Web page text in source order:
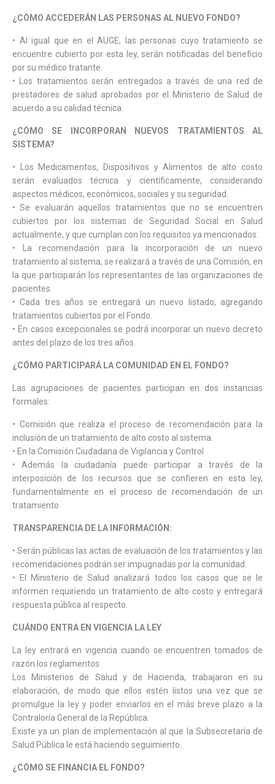
¿CÓMO ACCEDERÁN LAS PERSONAS AL NUEVO FONDO?
• Al igual que en el AUGE, las personas cuyo tratamiento se
encuentre cubierto por esta ley, serán notificadas del beneficio
por su médico tratante.
• Los tratamientos serán entregados a través de una red de
prestadores de salud aprobados por el Ministerio de Salud de
acuerdo a su calidad técnica.
¿CÓMO SE INCORPORAN NUEVOS TRATAMIENTOS AL
SISTEMA?
• Los Medicamentos, Dispositivos y Alimentos de alto costo
serán evaluados técnica y científicamente, considerando
aspectos médicos, económicos, sociales y su seguridad.
• Se evaluarán aquellos tratamientos que no se encuentren
cubiertos por los sistemas de Seguridad Social en Salud
actualmente, y que cumplan con los requisitos ya mencionados.
• La recomendación para la incorporación de un nuevo
tratamiento al sistema, se realizará a través de una Comisión, en
la que participarán los representantes de las organizaciones de
pacientes.
• Cada tres años se entregará un nuevo listado, agregando
tratamientos cubiertos por el Fondo.
• En casos excepcionales se podrá incorporar un nuevo decreto
antes del plazo de los tres años.
¿CÓMO PARTICIPARÁ LA COMUNIDAD EN EL FONDO?
Las agrupaciones de pacientes participan en dos instancias
formales:
• Comisión que realiza el proceso de recomendación para la
inclusión de un tratamiento de alto costo al sistema.
• En la Comisión Ciudadana de Vigilancia y Control
• Además la ciudadanía puede participar a través de la
interposición de los recursos que se confieren en esta ley,
fundamentalmente en el proceso de recomendación de un
tratamiento
TRANSPARENCIA DE LA INFORMACIÓN:
• Serán públicas las actas de evaluación de los tratamientos y las
recomendaciones podrán ser impugnadas por la comunidad.
• El Ministerio de Salud analizará todos los casos que se le
informen requiriendo un tratamiento de alto costo y entregará
respuesta pública al respecto.
CUÁNDO ENTRA EN VIGENCIA LA LEY
La ley entrará en vigencia cuando se encuentren tomados de
razón los reglamentos.
Los Ministerios de Salud y de Hacienda, trabajaron en su
elaboración, de modo que ellos estén listos una vez que se
promulgue la ley y poder enviarlos en el más breve plazo a la
Contraloría General de la República.
Existe ya un plan de implementación al que la Subsecretaría de
Salud Pública le está haciendo seguimiento.
¿CÓMO SE FINANCIA EL FONDO?